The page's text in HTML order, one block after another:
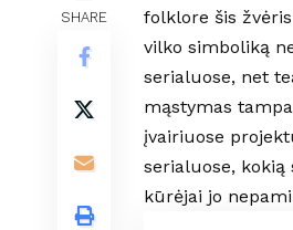
SHARE
folklore šis
vilko simboliką
serialuose, net
mąstymas
įvairiuose
serialuose,
kūrėjai jo